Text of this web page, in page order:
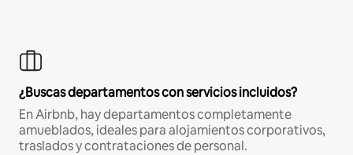
¿Buscas departamentos con servicios incluidos?
En Airbnb, hay departamentos completamente
amueblados, ideales para alojamientos corporativos,
traslados y contrataciones de personal.